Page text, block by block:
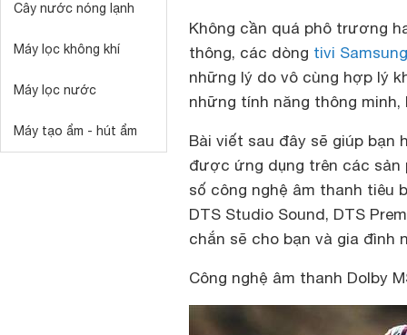
Cây nước nóng lạnh
Máy lọc không khí
Máy lọc nước
Máy tạo ẩm - hút ẩm
Không cần quá phô trương
thông, các dòng tivi Samsung
những lý do vô cùng hợp lý
những tính năng thông
Bài viết sau đây sẽ giúp bạn
được ứng dụng trên các
số công nghệ âm thanh tiêu
DTS Studio Sound, DTS
chắn sẽ cho bạn và gia đình
Công nghệ âm thanh Dolby